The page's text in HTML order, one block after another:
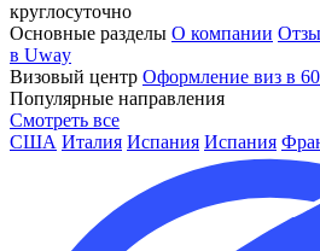
круглосуточно
Основные разделы О компании
в Uway
Визовый центр Оформление виз в
Популярные направления
Смотреть все
США Италия Испания Испания